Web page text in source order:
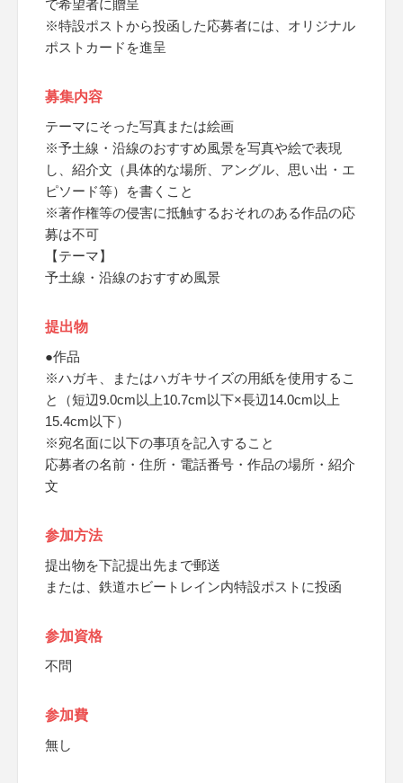
で希望者に贈呈
※特設ポストから投函した応募者には、オリジナル
ポストカードを進呈
募集内容
テーマにそった写真または絵画
※予土線・沿線のおすすめ風景を写真や絵で表現
し、紹介文（具体的な場所、アングル、思い出・エ
ピソード等）を書くこと
※著作権等の侵害に抵触するおそれのある作品の応
募は不可
【テーマ】
予土線・沿線のおすすめ風景
提出物
●作品
※ハガキ、またはハガキサイズの用紙を使用するこ
と（短辺9.0cm以上10.7cm以下×長辺14.0cm以上
15.4cm以下）
※宛名面に以下の事項を記入すること
応募者の名前・住所・電話番号・作品の場所・紹介
文
参加方法
提出物を下記提出先まで郵送
または、鉄道ホビートレイン内特設ポストに投函
参加資格
不問
参加費
無し